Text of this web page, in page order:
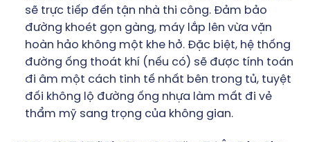
sẽ trực tiếp đến tận nhà thi công. Đảm bảo
đường khoét gọn gàng, máy lắp lên vừa vặn
hoàn hảo không một khe hở. Đặc biệt, hệ thống
đường ống thoát khí (nếu có) sẽ được tính toán
đi âm một cách tinh tế nhất bên trong tủ, tuyệt
đối không lộ đường ống nhựa làm mất đi vẻ
thẩm mỹ sang trọng của không gian.